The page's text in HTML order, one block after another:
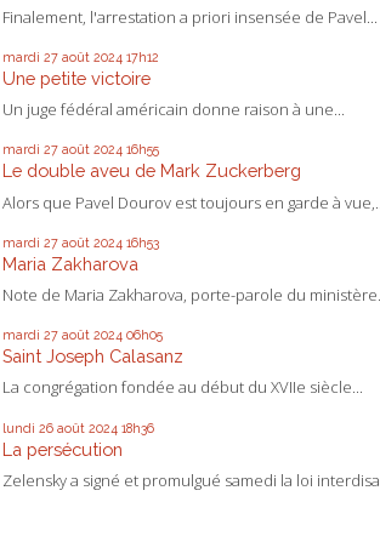
Finalement, l'arrestation a priori insensée de Pavel...
mardi 27 août 2024 17h12
Une petite victoire
Un juge fédéral américain donne raison à une...
mardi 27 août 2024 16h55
Le double aveu de Mark Zuckerberg
Alors que Pavel Dourov est toujours en garde à vue,...
mardi 27 août 2024 16h53
Maria Zakharova
Note de Maria Zakharova, porte-parole du
mardi 27 août 2024 06h05
Saint Joseph Calasanz
La congrégation fondée au début du XVIIe siècle...
lundi 26 août 2024 18h36
La persécution
Zelensky a signé et promulgué samedi la loi